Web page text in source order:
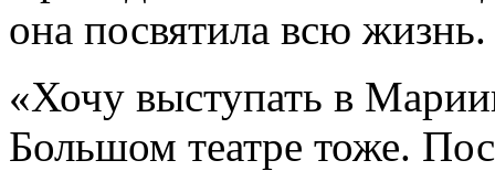
она посвятила всю жизнь.
«Хочу выступать в
Большом театре тоже.